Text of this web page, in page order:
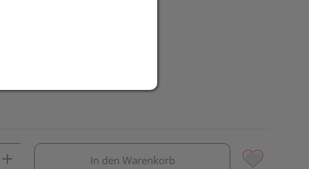
In den Warenkorb